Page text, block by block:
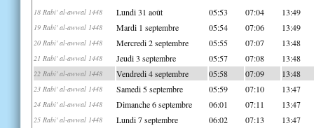
18 Rabi' al-awwal 1448 Lundi 31 août 05:53 07:04 13:49
19 Rabi' al-awwal 1448 Mardi 1 septembre 05:54 07:06 13:49
20 Rabi' al-awwal 1448 Mercredi 2 septembre 05:55 07:07 13:48
21 Rabi' al-awwal 1448 Jeudi 3 septembre 05:57 07:08 13:48
22 Rabi' al-awwal 1448 Vendredi 4 septembre 05:58 07:09 13:48
23 Rabi' al-awwal 1448 Samedi 5 septembre 05:59 07:10 13:47
24 Rabi' al-awwal 1448 Dimanche 6 septembre 06:01 07:11 13:47
25 Rabi' al-awwal 1448 Lundi 7 septembre 06:02 07:13 13:47